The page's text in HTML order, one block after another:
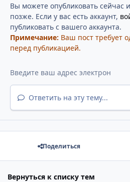
Вы можете опубликовать сейчас
позже. Если у вас есть аккаунт,
публиковать с вашего аккаунта.
Примечание: Ваш пост требует
перед публикацией.
Ответить на эту тему...
Поделиться
Вернуться к списку тем